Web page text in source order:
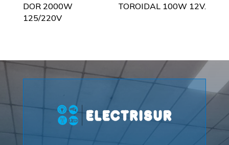
DOR 2000W
125/220V
TOROIDAL 100W 12V.